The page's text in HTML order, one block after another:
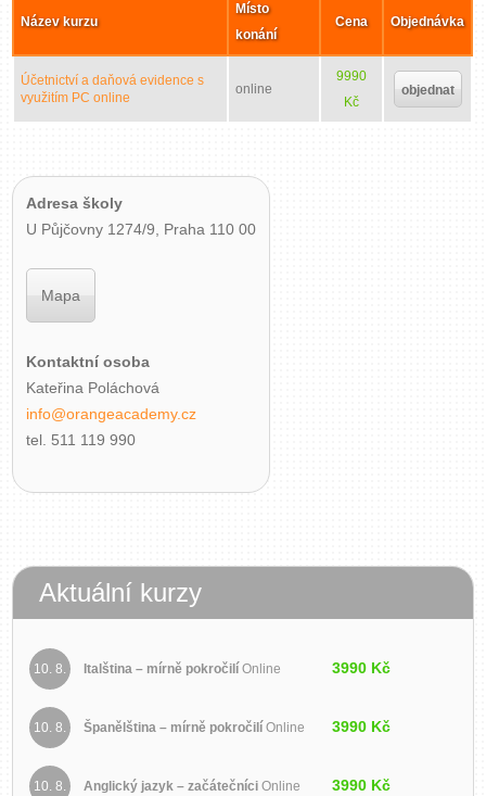
Název kurzu
Místo
konání
Cena Objednávka
Účetnictví a daňová evidence s
využitím PC online
online
9990
Kč
objednat
Adresa školy
U Půjčovny 1274/9, Praha 110 00
Mapa
Kontaktní osoba
Kateřina Poláchová
info@orangeacademy.cz
tel. 511 119 990
Aktuální kurzy
10. 8. Italština – mírně pokročilíOnline 3990 Kč
10. 8. Španělština – mírně pokročilíOnline 3990 Kč
10. 8. Anglický jazyk – začátečníciOnline 3990 Kč